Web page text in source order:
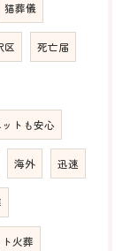
猫葬儀
区 死亡届
ットも安心
海外 迅速
火葬